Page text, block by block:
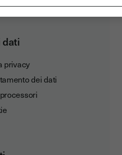
dati
privacy
dei dati